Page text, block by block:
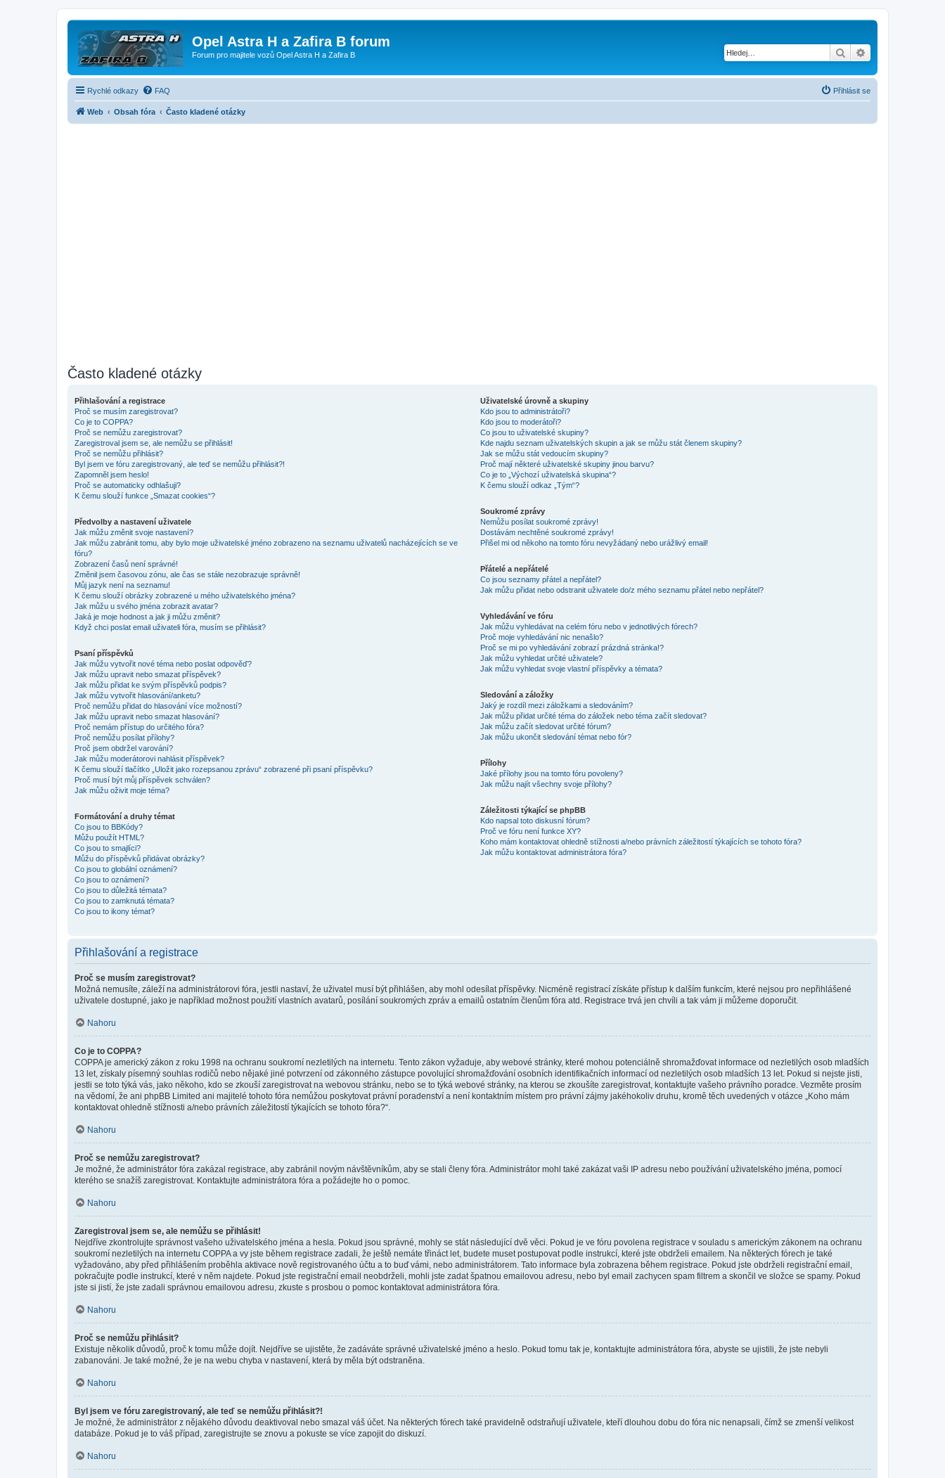
Opel Astra H a Zafira B forum
Forum pro majitele vozů Opel Astra H a Zafira B Hledat
Rychlé odkazy FAQ Přihlásit se
Web Obsah fóra Často kladené otázky
Často kladené otázky
Přihlašování a registrace
Proč se musím zaregistrovat?
Co je to COPPA?
Proč se nemůžu zaregistrovat?
Zaregistroval jsem se, ale nemůžu se přihlásit!
Proč se nemůžu přihlásit?
Byl jsem ve fóru zaregistrovaný, ale teď se nemůžu přihlásit?!
Zapomněl jsem heslo!
Proč se automaticky odhlašuji?
K čemu slouží funkce „Smazat cookies“?
Předvolby a nastavení uživatele
Jak můžu změnit svoje nastavení?
Jak můžu zabránit tomu, aby bylo moje uživatelské jméno zobrazeno na seznamu uživatelů nacházejících se ve
fóru?
Zobrazení časů není správné!
Změnil jsem časovou zónu, ale čas se stále nezobrazuje správně!
Můj jazyk není na seznamu!
K čemu slouží obrázky zobrazené u mého uživatelského jména?
Jak můžu u svého jména zobrazit avatar?
Jaká je moje hodnost a jak ji můžu změnit?
Když chci poslat email uživateli fóra, musím se přihlásit?
Psaní příspěvků
Jak můžu vytvořit nové téma nebo poslat odpověď?
Jak můžu upravit nebo smazat příspěvek?
Jak můžu přidat ke svým příspěvků podpis?
Jak můžu vytvořit hlasování/anketu?
Proč nemůžu přidat do hlasování více možností?
Jak můžu upravit nebo smazat hlasování?
Proč nemám přístup do určitého fóra?
Proč nemůžu posílat přílohy?
Proč jsem obdržel varování?
Jak můžu moderátorovi nahlásit příspěvek?
K čemu slouží tlačítko „Uložit jako rozepsanou zprávu“ zobrazené při psaní příspěvku?
Proč musí být můj příspěvek schválen?
Jak můžu oživit moje téma?
Formátování a druhy témat
Co jsou to BBKódy?
Můžu použít HTML?
Co jsou to smajlíci?
Můžu do příspěvků přidávat obrázky?
Co jsou to globální oznámení?
Co jsou to oznámení?
Co jsou to důležitá témata?
Co jsou to zamknutá témata?
Co jsou to ikony témat?
Uživatelské úrovně a skupiny
Kdo jsou to administrátoři?
Kdo jsou to moderátoři?
Co jsou to uživatelské skupiny?
Kde najdu seznam uživatelských skupin a jak se můžu stát členem skupiny?
Jak se můžu stát vedoucím skupiny?
Proč mají některé uživatelské skupiny jinou barvu?
Co je to „Výchozí uživatelská skupina“?
K čemu slouží odkaz „Tým“?
Soukromé zprávy
Nemůžu posílat soukromé zprávy!
Dostávám nechtěné soukromé zprávy!
Přišel mi od někoho na tomto fóru nevyžádaný nebo urážlivý email!
Přátelé a nepřátelé
Co jsou seznamy přátel a nepřátel?
Jak můžu přidat nebo odstranit uživatele do/z mého seznamu přátel nebo nepřátel?
Vyhledávání ve fóru
Jak můžu vyhledávat na celém fóru nebo v jednotlivých fórech?
Proč moje vyhledávání nic nenašlo?
Proč se mi po vyhledávání zobrazí prázdná stránka!?
Jak můžu vyhledat určité uživatele?
Jak můžu vyhledat svoje vlastní příspěvky a témata?
Sledování a záložky
Jaký je rozdíl mezi záložkami a sledováním?
Jak můžu přidat určité téma do záložek nebo téma začít sledovat?
Jak můžu začít sledovat určité fórum?
Jak můžu ukončit sledování témat nebo fór?
Přílohy
Jaké přílohy jsou na tomto fóru povoleny?
Jak můžu najít všechny svoje přílohy?
Záležitosti týkající se phpBB
Kdo napsal toto diskusní fórum?
Proč ve fóru není funkce XY?
Koho mám kontaktovat ohledně stížnosti a/nebo právních záležitostí týkajících se tohoto fóra?
Jak můžu kontaktovat administrátora fóra?
Přihlašování a registrace
Proč se musím zaregistrovat?
Možná nemusíte, záleží na administrátorovi fóra, jestli nastaví, že uživatel musí být přihlášen, aby mohl odesílat příspěvky. Nicméně registrací získáte přístup k dalším funkcím, které nejsou pro nepřihlášené
uživatele dostupné, jako je například možnost použití vlastních avatarů, posílání soukromých zpráv a emailů ostatním členům fóra atd. Registrace trvá jen chvíli a tak vám ji můžeme doporučit.
Nahoru
Co je to COPPA?
COPPA je americký zákon z roku 1998 na ochranu soukromí nezletilých na internetu. Tento zákon vyžaduje, aby webové stránky, které mohou potenciálně shromažďovat informace od nezletilých osob mladších
13 let, získaly písemný souhlas rodičů nebo nějaké jiné potvrzení od zákonného zástupce povolující shromažďování osobních identifikačních informací od nezletilých osob mladších 13 let. Pokud si nejste jisti,
jestli se toto týká vás, jako někoho, kdo se zkouší zaregistrovat na webovou stránku, nebo se to týká webové stránky, na kterou se zkoušíte zaregistrovat, kontaktujte vašeho právního poradce. Vezměte prosím
na vědomí, že ani phpBB Limited ani majitelé tohoto fóra nemůžou poskytovat právní poradenství a není kontaktním místem pro právní zájmy jakéhokoliv druhu, kromě těch uvedených v otázce „Koho mám
kontaktovat ohledně stížnosti a/nebo právních záležitostí týkajících se tohoto fóra?“.
Nahoru
Proč se nemůžu zaregistrovat?
Je možné, že administrátor fóra zakázal registrace, aby zabránil novým návštěvníkům, aby se stali členy fóra. Administrátor mohl také zakázat vaši IP adresu nebo používání uživatelského jména, pomocí
kterého se snažíš zaregistrovat. Kontaktujte administrátora fóra a požádejte ho o pomoc.
Nahoru
Zaregistroval jsem se, ale nemůžu se přihlásit!
Nejdříve zkontrolujte správnost vašeho uživatelského jména a hesla. Pokud jsou správné, mohly se stát následující dvě věci. Pokud je ve fóru povolena registrace v souladu s americkým zákonem na ochranu
soukromí nezletilých na internetu COPPA a vy jste během registrace zadali, že ještě nemáte třináct let, budete muset postupovat podle instrukcí, které jste obdrželi emailem. Na některých fórech je také
vyžadováno, aby před přihlášením proběhla aktivace nově registrovaného účtu a to buď vámi, nebo administrátorem. Tato informace byla zobrazena během registrace. Pokud jste obdrželi registrační email,
pokračujte podle instrukcí, které v něm najdete. Pokud jste registrační email neobdrželi, mohli jste zadat špatnou emailovou adresu, nebo byl email zachycen spam filtrem a skončil ve složce se spamy. Pokud
jste si jistí, že jste zadali správnou emailovou adresu, zkuste s prosbou o pomoc kontaktovat administrátora fóra.
Nahoru
Proč se nemůžu přihlásit?
Existuje několik důvodů, proč k tomu může dojít. Nejdříve se ujistěte, že zadáváte správné uživatelské jméno a heslo. Pokud tomu tak je, kontaktujte administrátora fóra, abyste se ujistili, že jste nebyli
zabanováni. Je také možné, že je na webu chyba v nastavení, která by měla být odstraněna.
Nahoru
Byl jsem ve fóru zaregistrovaný, ale teď se nemůžu přihlásit?!
Je možné, že administrátor z nějakého důvodu deaktivoval nebo smazal váš účet. Na některých fórech také pravidelně odstraňují uživatele, kteří dlouhou dobu do fóra nic nenapsali, čímž se zmenší velikost
databáze. Pokud je to váš případ, zaregistrujte se znovu a pokuste se více zapojit do diskuzí.
Nahoru